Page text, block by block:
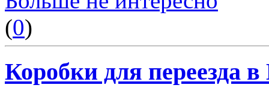
(0)
Коробки для переезда